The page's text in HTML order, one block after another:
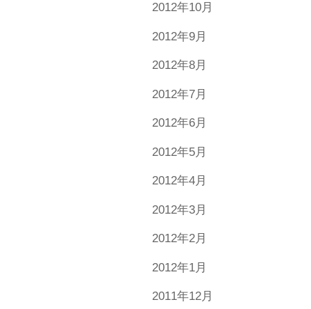
2012年10月
2012年9月
2012年8月
2012年7月
2012年6月
2012年5月
2012年4月
2012年3月
2012年2月
2012年1月
2011年12月